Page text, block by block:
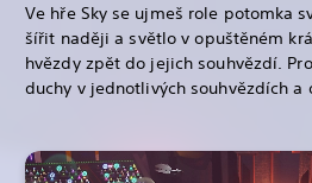
Ve hře Sky se ujmeš role potomka
šířit naději a světlo v opuštěném
hvězdy zpět do jejich souhvězdí.
duchy v jednotlivých souhvězdích a